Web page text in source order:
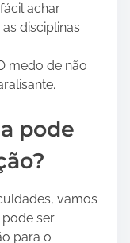
achar
disciplinas
medo de não
pode
vamos
ser
para o